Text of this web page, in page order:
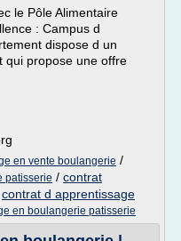
le Pôle Alimentaire
: Campus d
dispose d un
qui propose une offre
en vente boulangerie /
patisserie / contrat
contrat d apprentissage
en boulangerie patisserie